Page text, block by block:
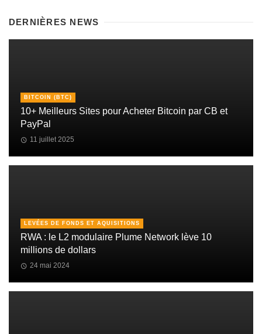
DERNIÈRES NEWS
BITCOIN (BTC)
10+ Meilleurs Sites pour Acheter Bitcoin par CB et
PayPal
11 juillet 2025
LEVÉES DE FONDS ET AQUISITIONS
RWA : le L2 modulaire Plume Network lève 10
millions de dollars
24 mai 2024